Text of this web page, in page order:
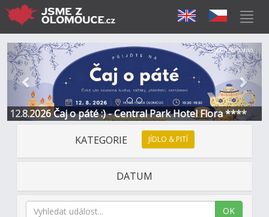
12.8.2026 Čaj o páté :) - Central Park Hotel Flora ****
Předchozí Další
Sponzorováno
KATEGORIE JÍDLO & PITÍ
DATUM
OK